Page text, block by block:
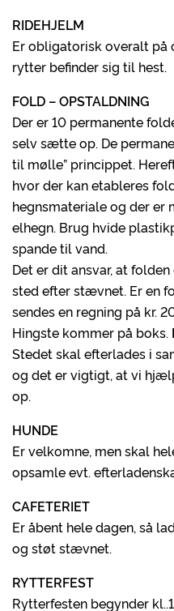
RIDEHJELM
Er obligatorisk overalt på
rytter befinder sig til hest.
FOLD – OPSTALDNING
Der er 10 permanente
selv sætte op. De
til mølle” princippet.
hvor der kan etableres
hegnsmateriale og der
elhegn. Brug hvide
spande til vand.
Det er dit ansvar, at
sted efter stævnet. Er en
sendes en regning på kr.
Hingste kommer på boks.
Stedet skal efterlades i
og det er vigtigt, at vi
op.
HUNDE
Er velkomne, men skal
opsamle evt.
CAFETERIET
Er åbent hele dagen, så
og støt stævnet.
RYTTERFEST
Rytterfesten begynder